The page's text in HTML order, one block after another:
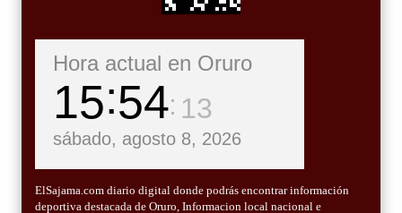
Hora actual en Oruro
15 54 15
sábado, agosto 8, 2026
ElSajama.com diario digital donde podrás encontrar información
deportiva destacada de Oruro, Informacion local nacional e